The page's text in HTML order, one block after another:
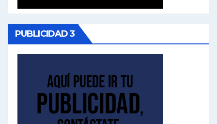
PUBLICIDAD 3